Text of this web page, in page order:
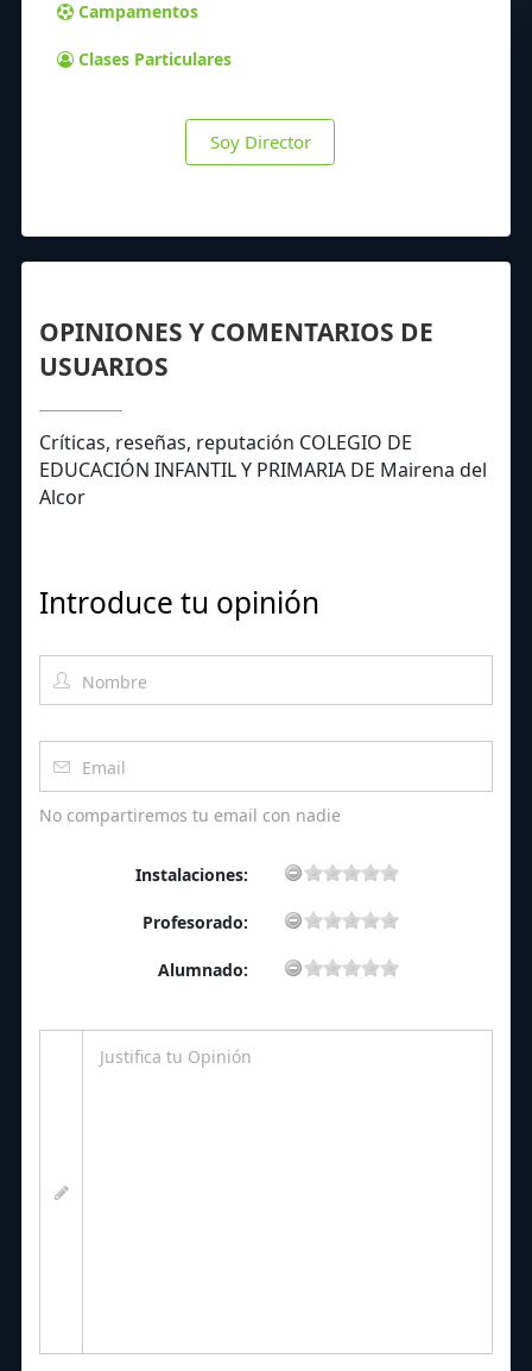
Campamentos
Clases Particulares
Soy Director
OPINIONES Y COMENTARIOS DE
USUARIOS
Críticas, reseñas, reputación COLEGIO DE
EDUCACIÓN INFANTIL Y PRIMARIA DE Mairena del
Alcor
Introduce tu opinión
No compartiremos tu email con nadie
Instalaciones:
Profesorado:
Alumnado: